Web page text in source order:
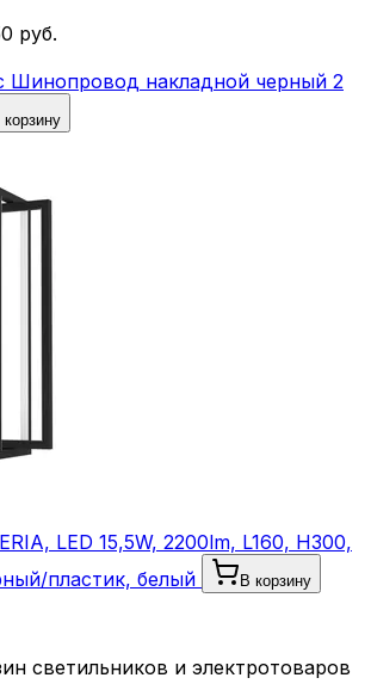
руб.
Шинопровод накладной черный 2
корзину
LED 15,5W, 2200lm, L160, H300,
пластик, белый
В корзину
светильников и электротоваров